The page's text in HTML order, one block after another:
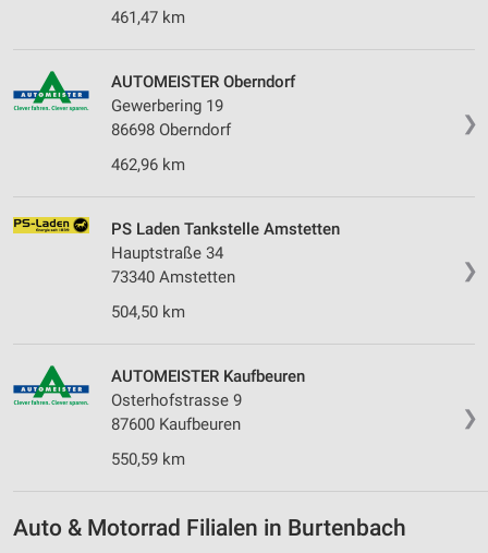
461,47 km
❯
AUTOMEISTER Oberndorf
Gewerbering 19
86698 Oberndorf
462,96 km
❯
PS Laden Tankstelle Amstetten
Hauptstraße 34
73340 Amstetten
504,50 km
❯
AUTOMEISTER Kaufbeuren
Osterhofstrasse 9
87600 Kaufbeuren
550,59 km
Auto & Motorrad Filialen in Burtenbach